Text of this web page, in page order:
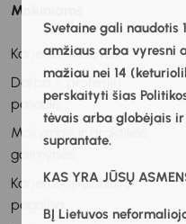
Svetaine gali naudotis
amžiaus arba vyresni
mažiau nei 14
perskaityti šias
tėvais arba globėjais
suprantate.
KAS YRA JŪSŲ
BĮ Lietuvos
Mokiniams
Karjeros vadovas
Darbo ir profesijų
pasaulis
Mokymosi ir praktikos
galimybės
Karjeros specialisto
pagalba